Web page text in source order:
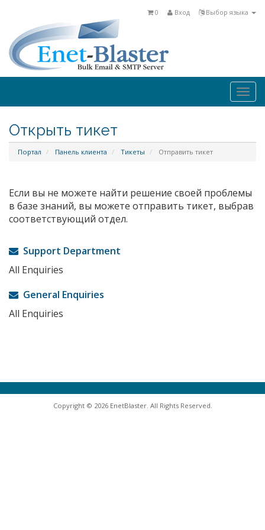
Выбор языка
Вход
0
Открыть тикет
Портал Панель клиента Тикеты Отправить тикет
Если вы не можете найти решение своей проблемы
в базе знаний, вы можете отправить тикет, выбрав
соответствующий отдел.
Support Department
All Enquiries
General Enquiries
All Enquiries
Copyright © 2026 EnetBlaster. All Rights Reserved.